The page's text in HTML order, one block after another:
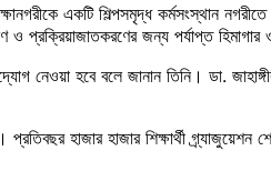
একটি শিল্পসমৃদ্ধ কর্মসংস্থান
জন্য পর্যাপ্ত হিমাগার ও
নেওয়া হবে বলে জানান তিনি। ডা.
হাজার হাজার শিক্ষার্থী